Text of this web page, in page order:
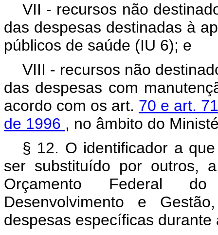
VII - recursos não
das despesas destinadas à
públicos de saúde (IU 6); e
VIII - recursos não
das despesas com
acordo com os art. 70 e art.
de 1996 , no âmbito do
§ 12. O identificador a
ser substituído por outros,
Orçamento Federal
Desenvolvimento e
despesas específicas